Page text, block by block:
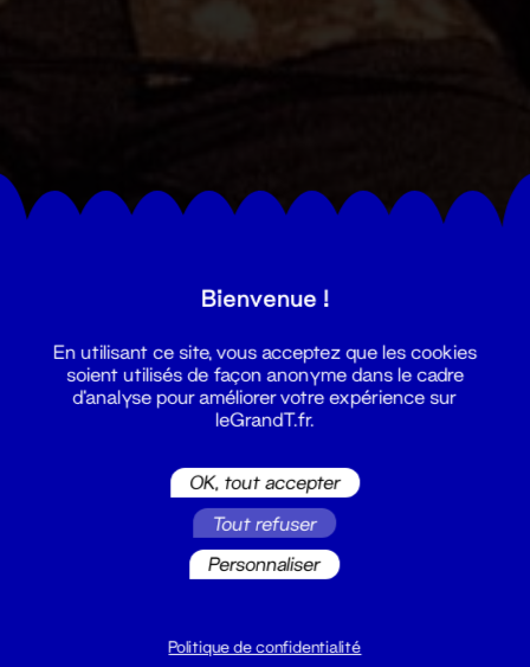
Bienvenue !
En utilisant ce site, vous acceptez que les cookies
soient utilisés de façon anonyme dans le cadre
d'analyse pour améliorer votre expérience sur
leGrandT.fr.
OK, tout accepter
Tout refuser
Personnaliser
Politique de confidentialité